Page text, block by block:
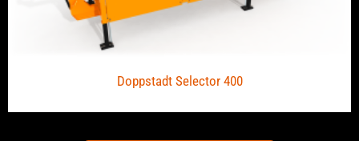
Doppstadt Selector 400